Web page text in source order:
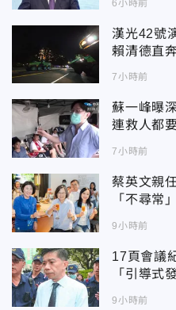
6小時前
漢光42號
賴清德直
7小時前
蘇一峰曝
連救人都
7小時前
蔡英文親
「不尋常
9小時前
17頁會議
「引導式
9小時前